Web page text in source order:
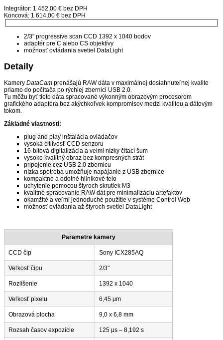
Integrátor: 1 452,00 € bez DPH
Koncová: 1 614,00 € bez DPH
2/3" progressive scan CCD 1392 x 1040 bodov
adaptér pre C alebo CS objektívy
možnosť ovládania svetiel DataLight
Detaily
Kamery DataCam prenášajú RAW dáta v maximálnej dosiahnuteľnej kvalite
priamo do počítača po rýchlej zbernici USB 2.0.
Tu môžu byť tieto dáta spracované výkonným obrazovým procesorom
grafického adaptéra bez akýchkoľvek kompromisov medzi kvalitou a dátovým
tokom.
Základné vlastnosti:
plug and play inštalácia ovládačov
vysoká citlivosť CCD senzoru
16-bitová digitalizácia a velmi nízky čítací šum
vysoko kvalitný obraz bez kompresných strát
pripojenie cez USB 2.0 zbernicu
nízka spotreba umožňuje napájanie z USB zbernice
kompaktné a odolné hliníkové telo
uchytenie pomocou štyroch skrutiek M3
kvalitné spracovanie RAW dát pre minimalizáciu artefaktov
okamžité a veľmi jednoduché použitie v systéme Control Web
možnosť ovládania až štyroch svetiel DataLight
Parametre kamery
CCD čip Sony ICX285AQ
Veľkosť čipu 2/3"
Rozlíšenie 1392 x 1040
Veľkosť pixelu 6,45 μm
Obrazová plocha 9,0 x 6,8 mm
Rozsah časov expozície 125 μs – 8,192 s